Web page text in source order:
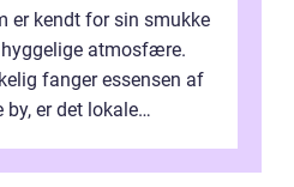
er kendt for sin smukke
atmosfære.
fanger essensen af
by, er det lokale